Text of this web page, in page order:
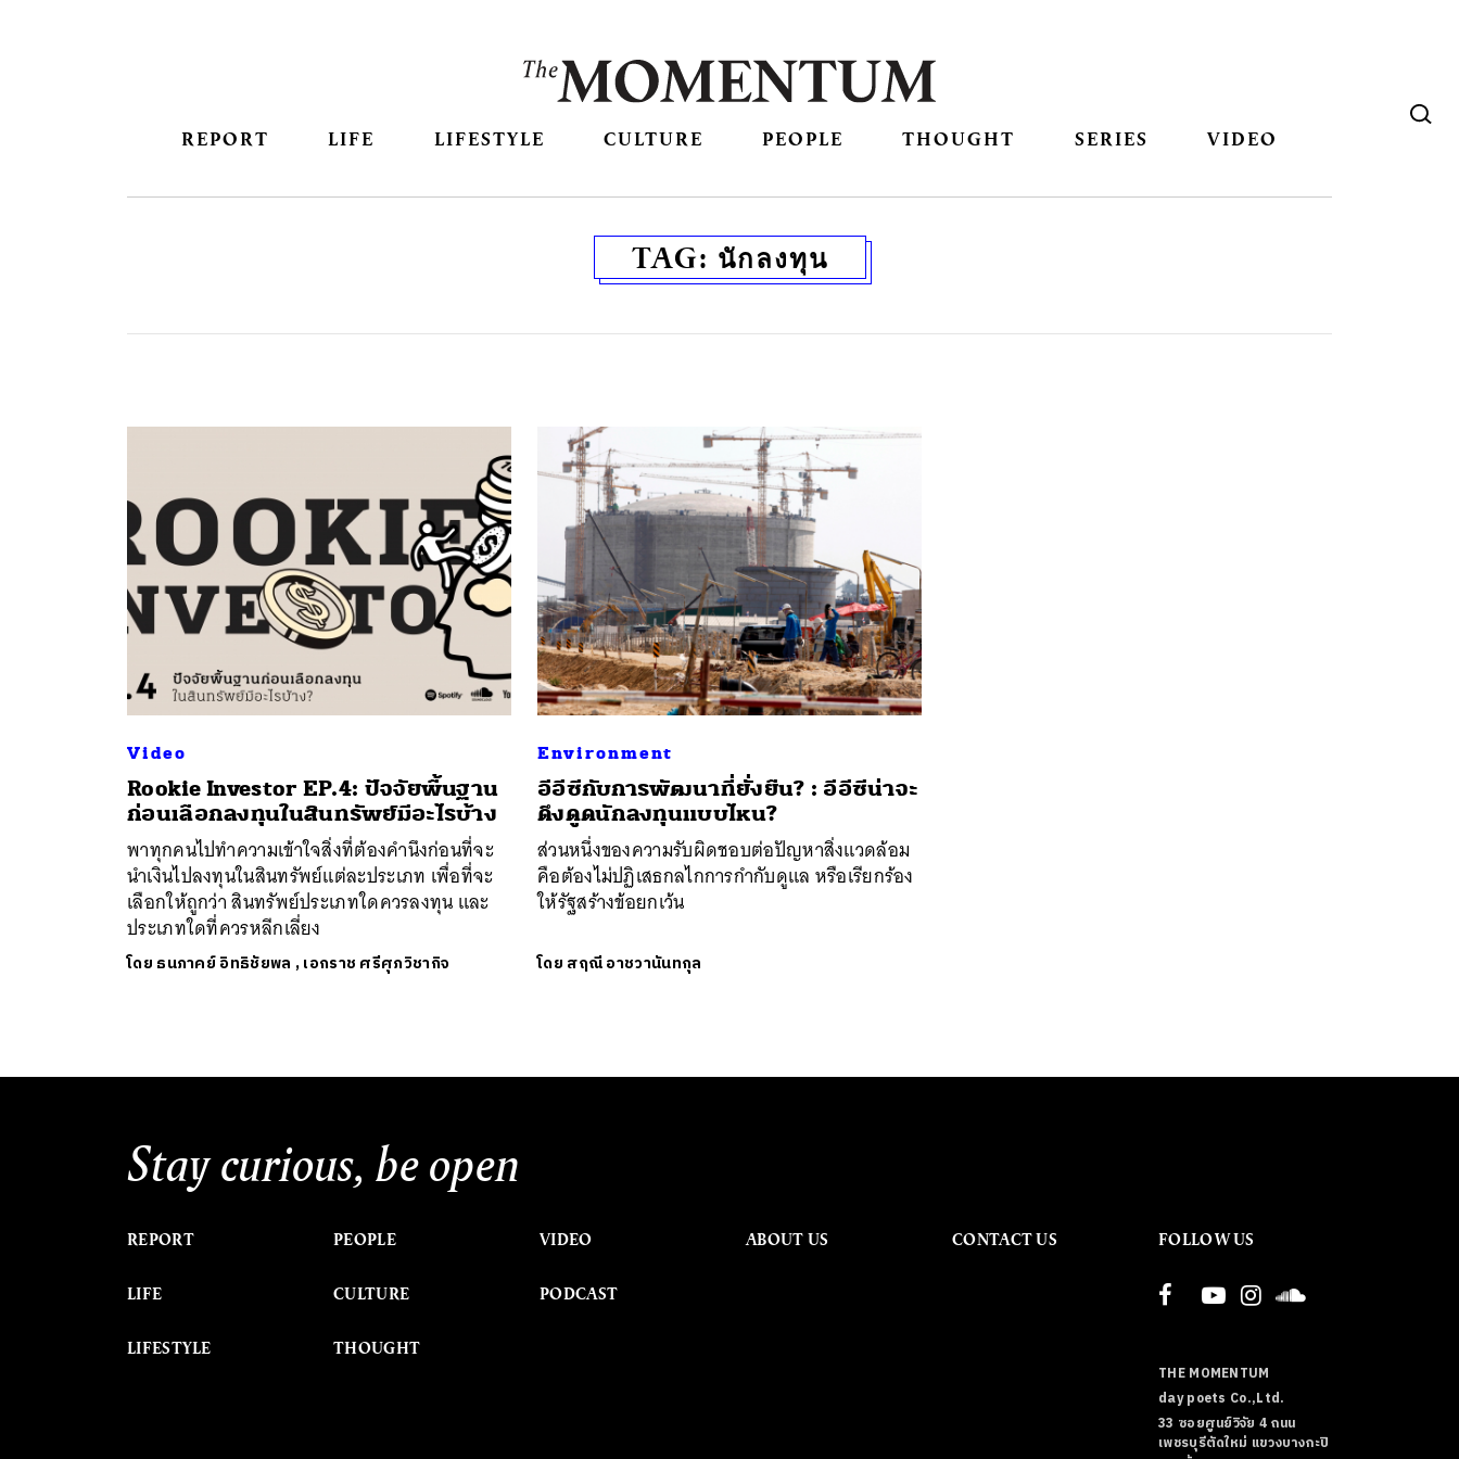
REPORT LIFE LIFESTYLE CULTURE PEOPLE THOUGHT SERIES VIDEO
TAG: นักลงทุน
Video
Rookie Investor EP.4: ปัจจัยพื้นฐาน
ก่อนเลือกลงทุนในสินทรัพย์มีอะไรบ้าง
พาทุกคนไปทำความเข้าใจสิ่งที่ต้องคำนึงก่อนที่จะ
นำเงินไปลงทุนในสินทรัพย์แต่ละประเภท เพื่อที่จะ
เลือกให้ถูกว่า สินทรัพย์ประเภทใดควรลงทุน และ
ประเภทใดที่ควรหลีกเลี่ยง
โดย ธนภาคย์ อิทธิชัยพล ,เอกราช ศรีศุภวิชากิจ
Environment
อีอีซีกับการพัฒนาที่ยั่งยืน? : อีอีซีน่าจะ
ดึงดูดนักลงทุนแบบไหน?
ส่วนหนึ่งของความรับผิดชอบต่อปัญหาสิ่งแวดล้อม
คือต้องไม่ปฏิเสธกลไกการกำกับดูแล หรือเรียกร้อง
ให้รัฐสร้างข้อยกเว้น
โดย สฤณี อาชวานันทกุล
Stay curious, be open
REPORT
LIFE
LIFESTYLE
PEOPLE
CULTURE
THOUGHT
VIDEO
PODCAST
ABOUT US CONTACT US FOLLOW US
THE MOMENTUM
day poets Co.,Ltd.
33 ซอยศูนย์วิจัย 4 ถนน
เพชรบุรีตัดใหม่ แขวงบางกะปิ
SHARE TWEET LINE